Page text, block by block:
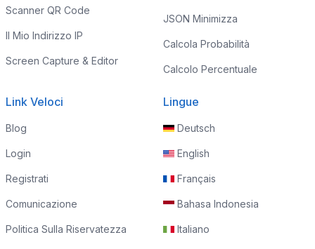
Scanner QR Code
Il Mio Indirizzo IP
Screen Capture & Editor
JSON Minimizza
Calcola Probabilità
Calcolo Percentuale
Link Veloci
Blog
Login
Registrati
Comunicazione
Politica Sulla Riservatezza
Lingue
Deutsch
English
Français
Bahasa Indonesia
Italiano